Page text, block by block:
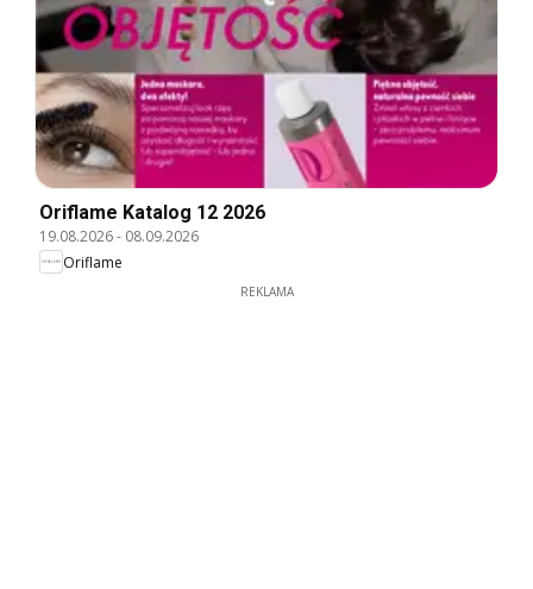
Oriflame Katalog 12 2026
19.08.2026- 08.09.2026
Oriflame
REKLAMA